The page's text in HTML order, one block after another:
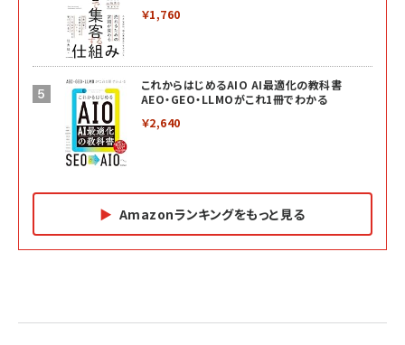
￥1,760
これからはじめるAIO AI最適化の教科書
AEO・GEO・LLMOがこれ1冊でわかる
￥2,640
Amazonランキングをもっと見る
2億円を売り上げたプロが教える note×AI 最強の
anan(アンアン)2026/07/01号 No.2501[魅せる
ベインキャピタル 企業価値向上力の秘密